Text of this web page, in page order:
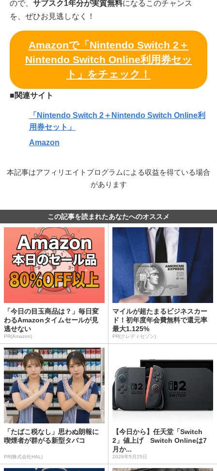
ので、 サブスク1年分が実質無料になるこのチャンス
を、ぜひお見逃しなく！
Amazonで「Nintendo Switch 2＋
Nintendo Switch Online利用券セッ
ト」をチェック！
■関連サイト
「Nintendo Switch 2＋Nintendo Switch Online利
用券セット」
Amazon
本記事はアフィリエイトプログラムによる収益を得ている場合
があります
この記事を読まれたあなたへのオススメ
「今日の目玉商品は？」毎日変
わるAmazonタイムセールが見
逃せない
PR(Amazon)
マイルが超たまるビジネスカー
ド！初年度年会費無料で還元率
最大1.125%
PR(クレディセゾン)
「たばこ税なし」思わぬ朗報に
喫煙者が群がる新型タバコ
PR(株式会社HAL)
【今日から】任天堂「Switch
2」値上げ Switch Onlineは7
月か...
2026年5月25日